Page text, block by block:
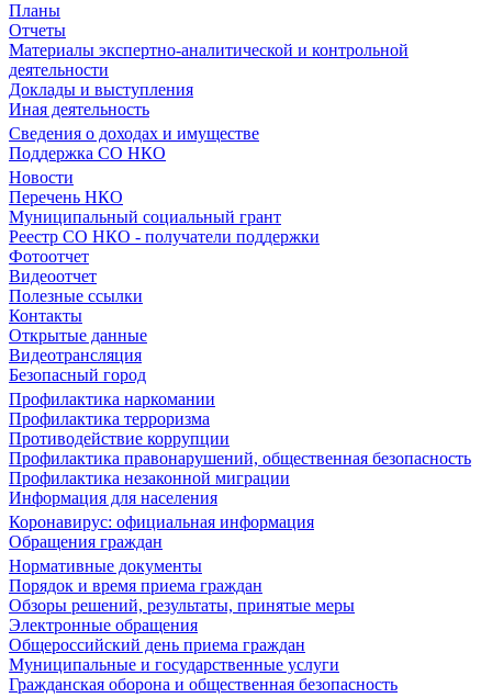
Планы
Отчеты
Материалы экспертно-аналитической и контрольной
деятельности
Доклады и выступления
Иная деятельность
Сведения о доходах и имуществе
Поддержка СО НКО
Новости
Перечень НКО
Муниципальный социальный грант
Реестр СО НКО - получатели поддержки
Фотоотчет
Видеоотчет
Полезные ссылки
Контакты
Открытые данные
Видеотрансляция
Безопасный город
Профилактика наркомании
Профилактика терроризма
Противодействие коррупции
Профилактика правонарушений, общественная безопасность
Профилактика незаконной миграции
Информация для населения
Коронавирус: официальная информация
Обращения граждан
Нормативные документы
Порядок и время приема граждан
Обзоры решений, результаты, принятые меры
Электронные обращения
Общероссийский день приема граждан
Муниципальные и государственные услуги
Гражданская оборона и общественная безопасность